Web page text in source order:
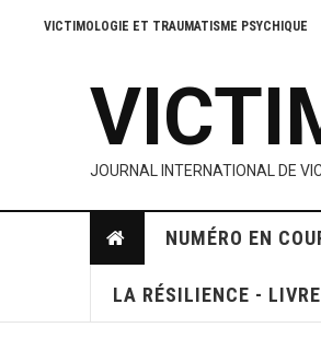
VICTIMOLOGIE ET TRAUMATISME PSYCHIQUE
JOURNAL INTERNATIONAL DE
NUMÉRO EN
LA RÉSILIENCE -